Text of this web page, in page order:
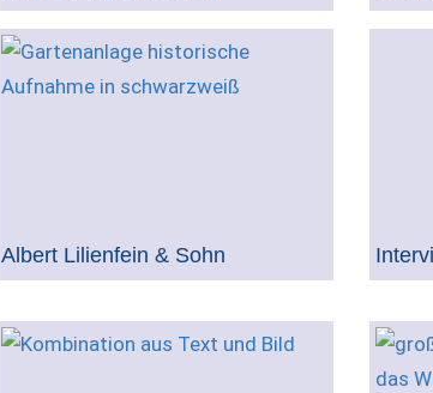
Albert Lilienfein & Sohn